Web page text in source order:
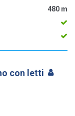
480 m
con letti